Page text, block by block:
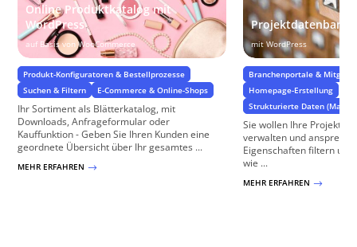
Online Produktkatalog mit
WordPress
auf Basis von WooCommerce
Produkt-Konfiguratoren & Bestellprozesse
Suchen & Filtern
E-Commerce & Online-Shops
Ihr Sortiment als Blätterkatalog, mit
Downloads, Anfrageformular oder
Kauffunktion - Geben Sie Ihren Kunden eine
geordnete Übersicht über Ihr gesamtes ...
MEHR ERFAHREN $
Projektdatenbank
mit WordPress
Branchenportale &
Homepage-Erstellung
Strukturierte Daten
Sie wollen Ihre Projekte
verwalten und
Eigenschaften filtern
wie ...
MEHR ERFAHREN $